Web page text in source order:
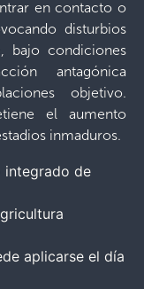
en contacto o
disturbios
bajo condiciones
antagónica
objetivo.
el aumento
inmaduros.
integrado de
aplicarse el día